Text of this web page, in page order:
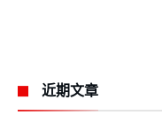
近期文章